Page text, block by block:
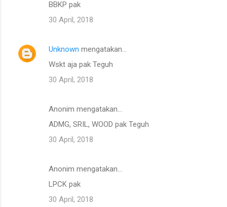
BBKP pak
30 April, 2018
Unknown mengatakan…
Wskt aja pak Teguh
30 April, 2018
Anonim mengatakan…
ADMG, SRIL, WOOD pak Teguh
30 April, 2018
Anonim mengatakan…
LPCK pak
30 April, 2018